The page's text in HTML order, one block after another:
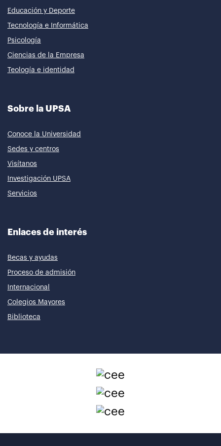
Educación y Deporte
Tecnología e Informática
Psicología
Ciencias de la Empresa
Teología e identidad
Sobre la UPSA
Conoce la Universidad
Sedes y centros
Visítanos
Investigación UPSA
Servicios
Enlaces de interés
Becas y ayudas
Proceso de admisión
Internacional
Colegios Mayores
Biblioteca